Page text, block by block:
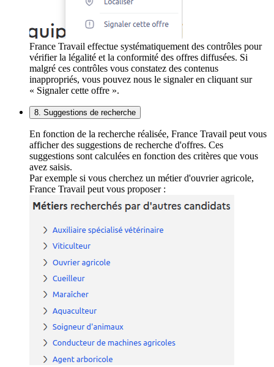
France Travail effectue systématiquement des contrôles pour
vérifier la légalité et la conformité des offres diffusées. Si
malgré ces contrôles vous constatez des contenus
inappropriés, vous pouvez nous le signaler en cliquant sur
« Signaler cette offre ».
8. Suggestions de recherche
En fonction de la recherche réalisée, France Travail peut vous
afficher des suggestions de recherche d'offres. Ces
suggestions sont calculées en fonction des critères que vous
avez saisis.
Par exemple si vous cherchez un métier d'ouvrier agricole,
France Travail peut vous proposer :